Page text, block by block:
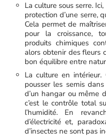
La culture sous serre.
protection d’une serre,
Cela permet de
pour la croissance,
produits chimiques
alors obtenir des fleurs
bon équilibre entre
La culture en
pousser les semis
d’un hangar ou même
c’est le contrôle total
l’humidité. En
d’électricité et,
d’insectes ne sont pas